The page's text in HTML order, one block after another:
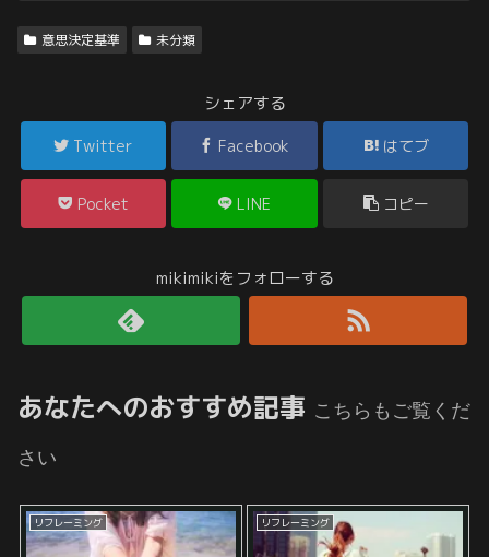
意思決定基準 未分類
シェアする
Twitter Facebook はてブ
Pocket LINE コピー
mikimikiをフォローする
あなたへのおすすめ記事 こちらもご覧くだ
さい
リフレーミング リフレーミング